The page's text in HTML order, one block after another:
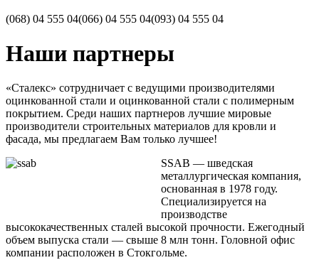
(068) 04 555 04(066) 04 555 04(093) 04 555 04
Наши партнеры
«Сталекс» сотрудничает с ведущими производителями
оцинкованной стали и оцинкованной стали с полимерным
покрытием. Среди наших партнеров лучшие мировые
производители строительных материалов для кровли и
фасада, мы предлагаем Вам только лучшее!
SSAB — шведская
металлургическая компания,
основанная в 1978 году.
Специализируется на
производстве
высококачественных сталей высокой прочности. Ежегодный
объем выпуска стали — свыше 8 млн тонн. Головной офис
компании расположен в Стокгольме.